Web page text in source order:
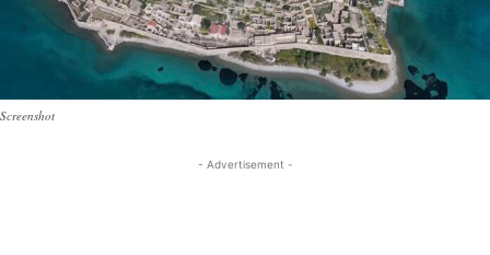
Screenshot
- Advertisement -